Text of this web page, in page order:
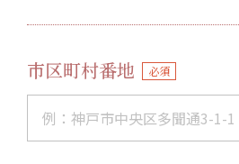
市区町村番地 必須